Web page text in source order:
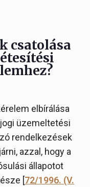
csatolása
elbírálása
üzemeltetési
rendelkezések
azzal, hogy a
állapotot
[72/1996. (V.